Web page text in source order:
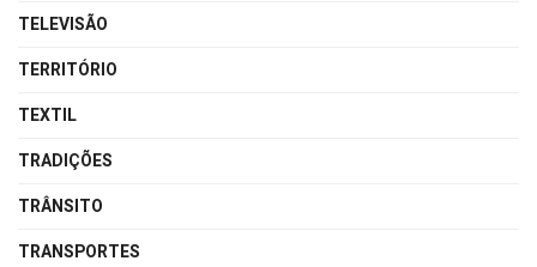
TELEVISÃO
TERRITÓRIO
TEXTIL
TRADIÇÕES
TRÂNSITO
TRANSPORTES